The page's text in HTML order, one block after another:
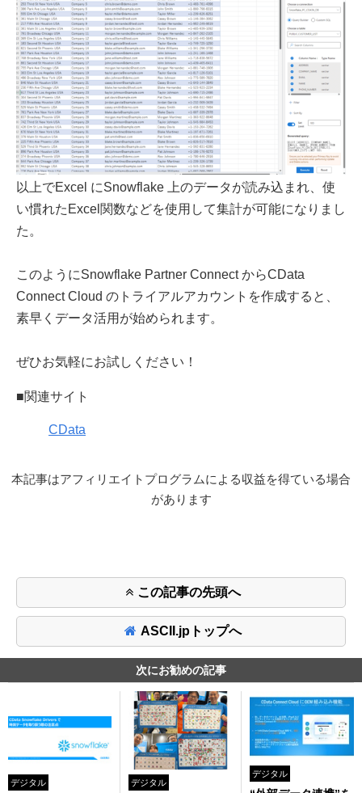
以上でExcel にSnowflake 上のデータが読み込まれ、使
い慣れたExcel関数などを使用して集計が可能になりまし
た。
このようにSnowflake Partner Connect からCData
Connect Cloud のトライアルアカウントを作成すると、
素早くデータ活用が始められます。
ぜひお気軽にお試しください！
■関連サイト
CData
本記事はアフィリエイトプログラムによる収益を得ている場合
があります
この記事の先頭へ
ASCII.jpトップへ
次にお勧めの記事
デジタル デジタル
デジタル